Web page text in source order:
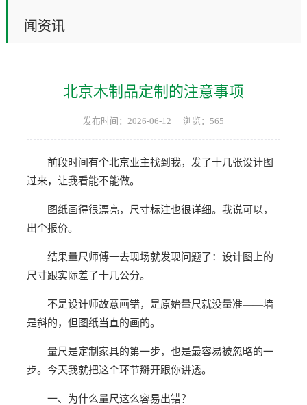
闻资讯
北京木制品定制的注意事项
发布时间：2026-06-12 浏览：565
前段时间有个北京业主找到我，发了十几张设计图
过来，让我看能不能做。
图纸画得很漂亮，尺寸标注也很详细。我说可以，
出个报价。
结果量尺师傅一去现场就发现问题了：设计图上的
尺寸跟实际差了十几公分。
不是设计师故意画错，是原始量尺就没量准——墙
是斜的，但图纸当直的画的。
量尺是定制家具的第一步，也是最容易被忽略的一
步。今天我就把这个环节掰开跟你讲透。
一、为什么量尺这么容易出错？